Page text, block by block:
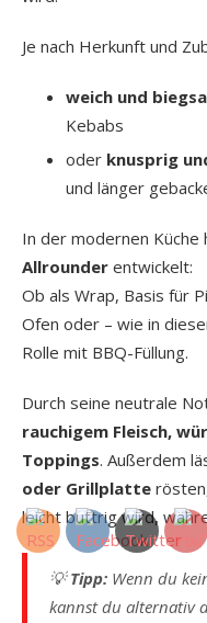
Je nach Herkunft und
weich und
Kebabs
oder knusprig
und länger
In der modernen Küche
Allrounder entwickelt:
Ob als Wrap, Basis für
Ofen oder – wie in
Rolle mit BBQ-Füllung.
Durch seine neutrale
rauchigem Fleisch,
Toppings. Außerdem
oder Grillplatte
leicht buttrig wird,
💡Tipp: Wenn du
kannst du alternativ